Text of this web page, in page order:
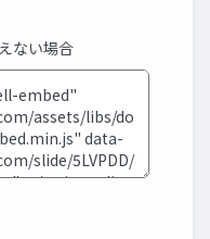
ない場合